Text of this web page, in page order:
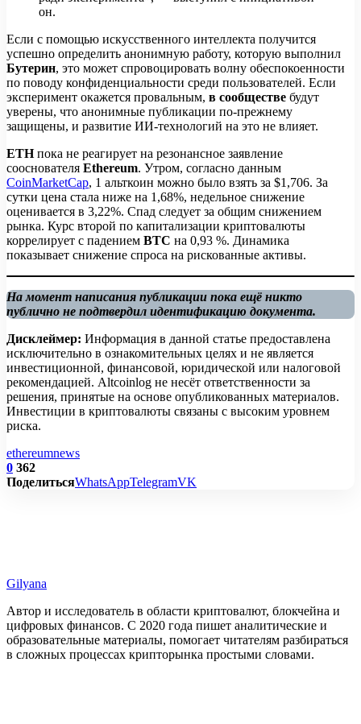
он.
Если с помощью искусственного интеллекта получится
успешно определить анонимную работу, которую выполнил
Бутерин, это может спровоцировать волну обеспокоенности
по поводу конфиденциальности среди пользователей. Если
эксперимент окажется провальным, в сообществе будут
уверены, что анонимные публикации по-прежнему
защищены, и развитие ИИ-технологий на это не влияет.
ETHпока не реагирует на резонансное заявление
сооснователя Ethereum. Утром, согласно данным
CoinMarketCap, 1 альткоин можно было взять за $1,706. За
сутки цена стала ниже на 1,68%, недельное снижение
оценивается в 3,22%. Спад следует за общим снижением
рынка. Курс второй по капитализации криптовалюты
коррелирует с падением BTC на 0,93 %. Динамика
показывает снижение спроса на рискованные активы.
На момент написания публикации пока ещё никто
публично не подтвердил идентификацию документа.
Дисклеймер: Информация в данной статье предоставлена
исключительно в ознакомительных целях и не является
инвестиционной, финансовой, юридической или налоговой
рекомендацией. Altcoinlog не несёт ответственности за
решения, принятые на основе опубликованных материалов.
Инвестиции в криптовалюты связаны с высоким уровнем
риска.
ethereumnews
0 362
ПоделитьсяWhatsAppTelegramVK
Gilyana
Автор и исследователь в области криптовалют, блокчейна и
цифровых финансов. С 2020 года пишет аналитические и
образовательные материалы, помогает читателям разбираться
в сложных процессах крипторынка простыми словами.